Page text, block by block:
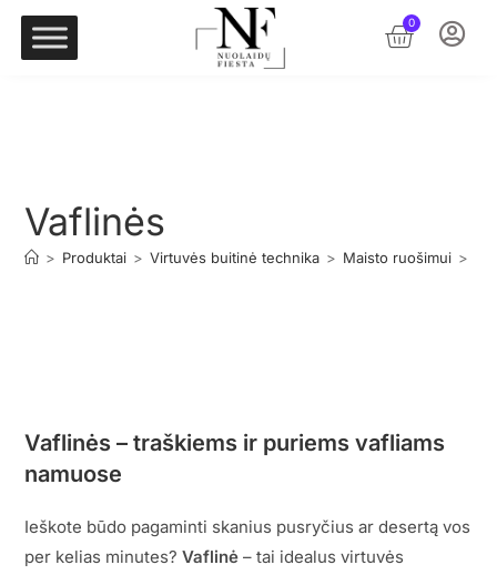
0
Vaflinės
> Produktai > Virtuvės buitinė technika > Maisto ruošimui >
Vaflinės – traškiems ir puriems vafliams
namuose
Ieškote būdo pagaminti skanius pusryčius ar desertą vos
per kelias minutes?Vaflinė – tai idealus virtuvės